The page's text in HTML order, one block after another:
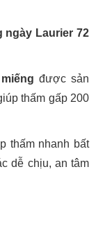
ngày Laurier 72
được sản
thấm gấp 200
thấm nhanh bất
dễ chịu, an tâm